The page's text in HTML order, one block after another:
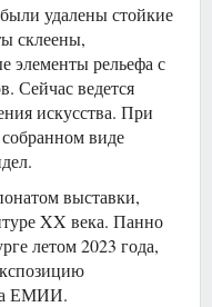
удалены стойкие
склеены,
элементы рельефа с
Сейчас ведется
искусства. При
виде
выставки,
XX века. Панно
летом 2023 года,
ЕМИИ.